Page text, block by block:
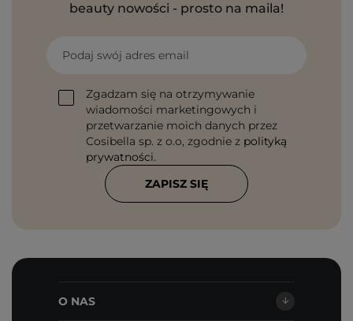
beauty nowości - prosto na maila!
Podaj swój adres email
Zgadzam się na otrzymywanie
wiadomości marketingowych i
przetwarzanie moich danych przez
Cosibella sp. z o.o, zgodnie z polityką
prywatności.
ZAPISZ SIĘ
O NAS